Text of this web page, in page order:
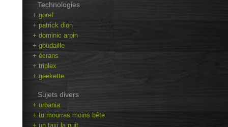
Technologies
+ goref
+ patrick dion
+ dominic arpin
+ goudaille
+ écrans
+ triplex
+ geekette
Sujets divers
+ urbania
+ tu mourras moins bête
+ un taxi la nuit